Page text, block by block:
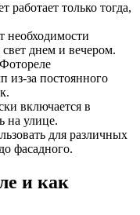
работает только тогда,
необходимости
днем и вечером.
Фотореле
из-за постоянного
включается в
на улице.
для различных
фасадного.
и как